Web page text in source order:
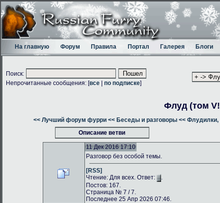
На главную Форум Правила Портал Галерея Блоги
Поиск:
Непрочитанные сообщения: [все по подписке]
Флуд (том
<< Лучший форум фурри << Беседы и разговоры << Флудилки,
Описание ветви
11 Дек 2016 17:10
Разговор без особой темы.
[RSS]
Чтение: Для всех. Ответ:
.
Постов: 167.
Страница № 7 / 7.
Последнее 25 Апр 2026 07:46.